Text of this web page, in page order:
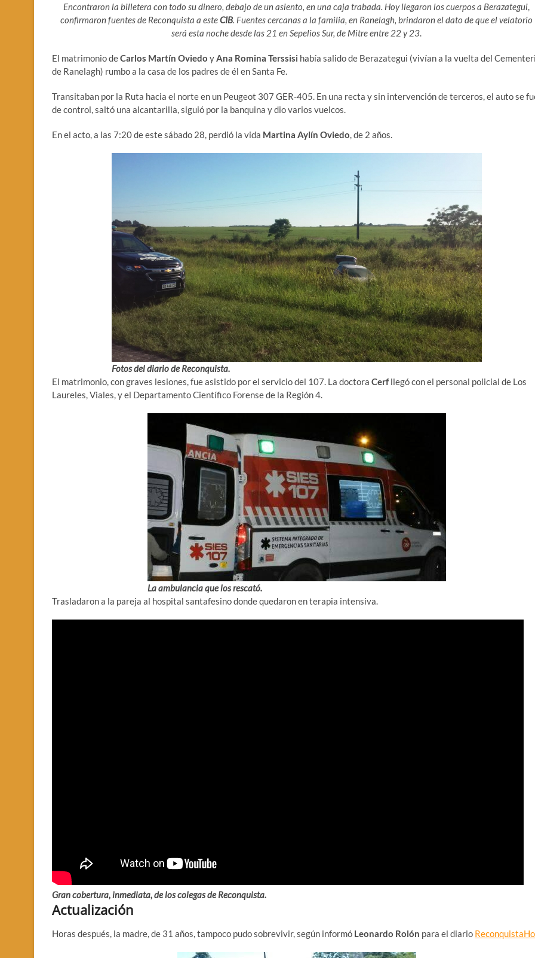
Encontraron la billetera con todo su dinero, debajo de un asiento, en una caja trabada. Hoy llegaron los cuerpos a Berazategui,
confirmaron fuentes de Reconquista a esteCIB. Fuentes cercanas a la familia, en Ranelagh, brindaron el dato de que el velatorio
será esta noche desde las 21 en Sepelios Sur, de Mitre entre 22 y 23.
El matrimonio deCarlos Martín Oviedo yAna Romina Terssisi había salido de Berazategui (vivían a la vuelta del
de Ranelagh) rumbo a la casa de los padres de él en Santa Fe.
Transitaban por la Ruta hacia el norte en un Peugeot 307 GER-405. En una recta y sin intervención de terceros, el auto se
de control, saltó una alcantarilla, siguió por la banquina y dio varios vuelcos.
En el acto, a las 7:20 de este sábado 28, perdió la vida Martina Aylín Oviedo, de 2 años.
Fotos del diario de Reconquista.
El matrimonio, con graves lesiones, fue asistido por el servicio del 107. La doctora Cerfllegó con el personal policial de Los
Laureles, Viales, y el Departamento Científico Forense de la Región 4.
La ambulancia que los rescató.
Trasladaron a la pareja al hospital santafesino donde quedaron en terapia intensiva.
Gran cobertura, inmediata, de los colegas de Reconquista.
Actualización
Horas después, la madre, de 31 años, tampoco pudo sobrevivir, según informó Leonardo Rolón para el diario